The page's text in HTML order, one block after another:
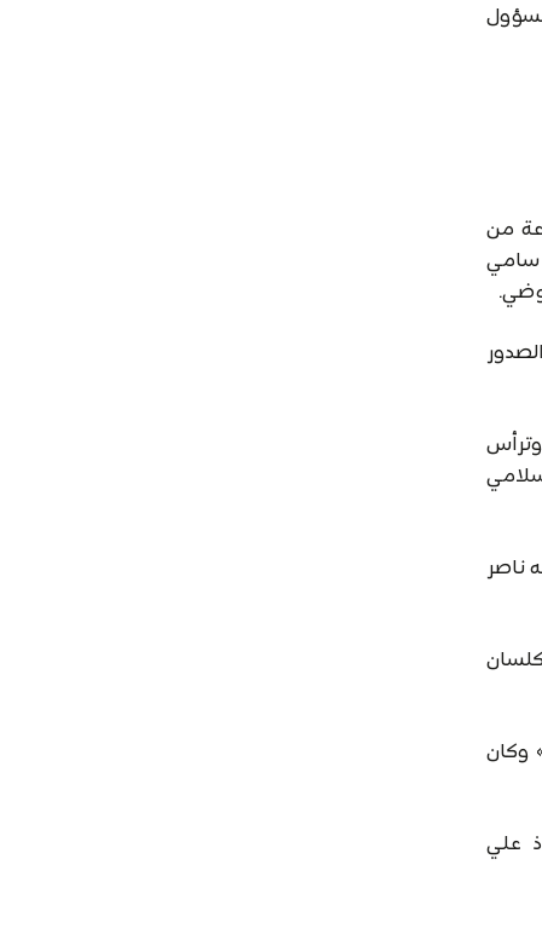
١٩٥٧، وكان مديرها المسؤول
مجموعة من
سامي
لطلبة الكويت في القاهرة عام ١٩٦٥، ثم انتقلت مع الاتحاد إلى الكويت في ١٩٧٠ وترأس
وسيطرة التيار الإسلامي
ناصر
الشعب في الكويت» في ١٩٧٦ واصلت الصدور حتى ١٩٩٠، واستأنفت الصدور في ٢٠١١ كلسان
حماك» وكان
علي